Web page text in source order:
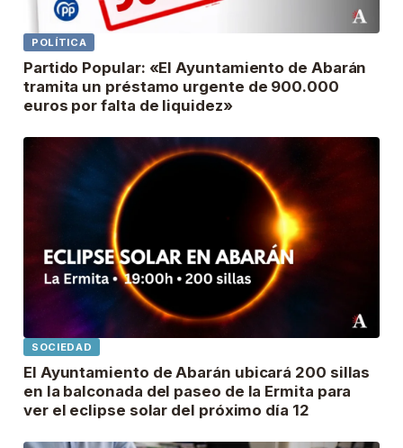
POLÍTICA
Partido Popular: «El Ayuntamiento de Abarán
tramita un préstamo urgente de 900.000
euros por falta de liquidez»
SOCIEDAD
El Ayuntamiento de Abarán ubicará 200 sillas
en la balconada del paseo de la Ermita para
ver el eclipse solar del próximo día 12